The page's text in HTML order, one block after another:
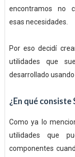
encontramos no
esas necesidades.
Por eso decidí
utilidades que
desarrollado usando
¿En qué consiste
Como ya lo
utilidades que
componentes